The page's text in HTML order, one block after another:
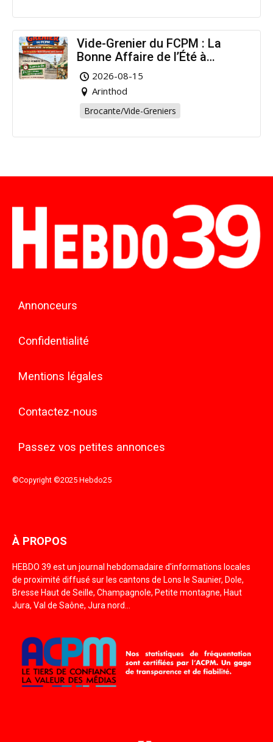
Vide-Grenier du FCPM : La
Bonne Affaire de l’Été à
Arinthod !
2026-08-15
Arinthod
Brocante/Vide-Greniers